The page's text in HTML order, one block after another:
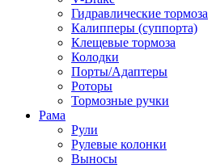
Гидравлические тормоза
Калипперы (суппорта)
Клещевые тормоза
Колодки
Порты/Адаптеры
Роторы
Тормозные ручки
Рама
Рули
Рулевые колонки
Выносы